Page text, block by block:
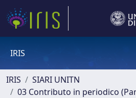
IRIS
IRIS
SIARI UNITN
03 Contributo in periodico